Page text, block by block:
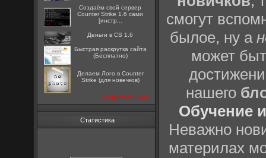
Создаём свой сервер
Counter Strike 1.6 сами
[инстр...
Деньги в CS 1.6
Быстрая раскрутка сайта
(Бесплатно)
Делаем Лого в Counter
Strike (для новечков)
посмотреть все
Статистика
смогут
былое, ну а
может
нашего
Обучение
Неважно
материлах